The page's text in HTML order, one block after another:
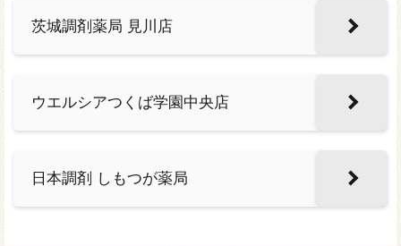
茨城調剤薬局 見川店
ウエルシアつくば学園中央店
日本調剤 しもつが薬局